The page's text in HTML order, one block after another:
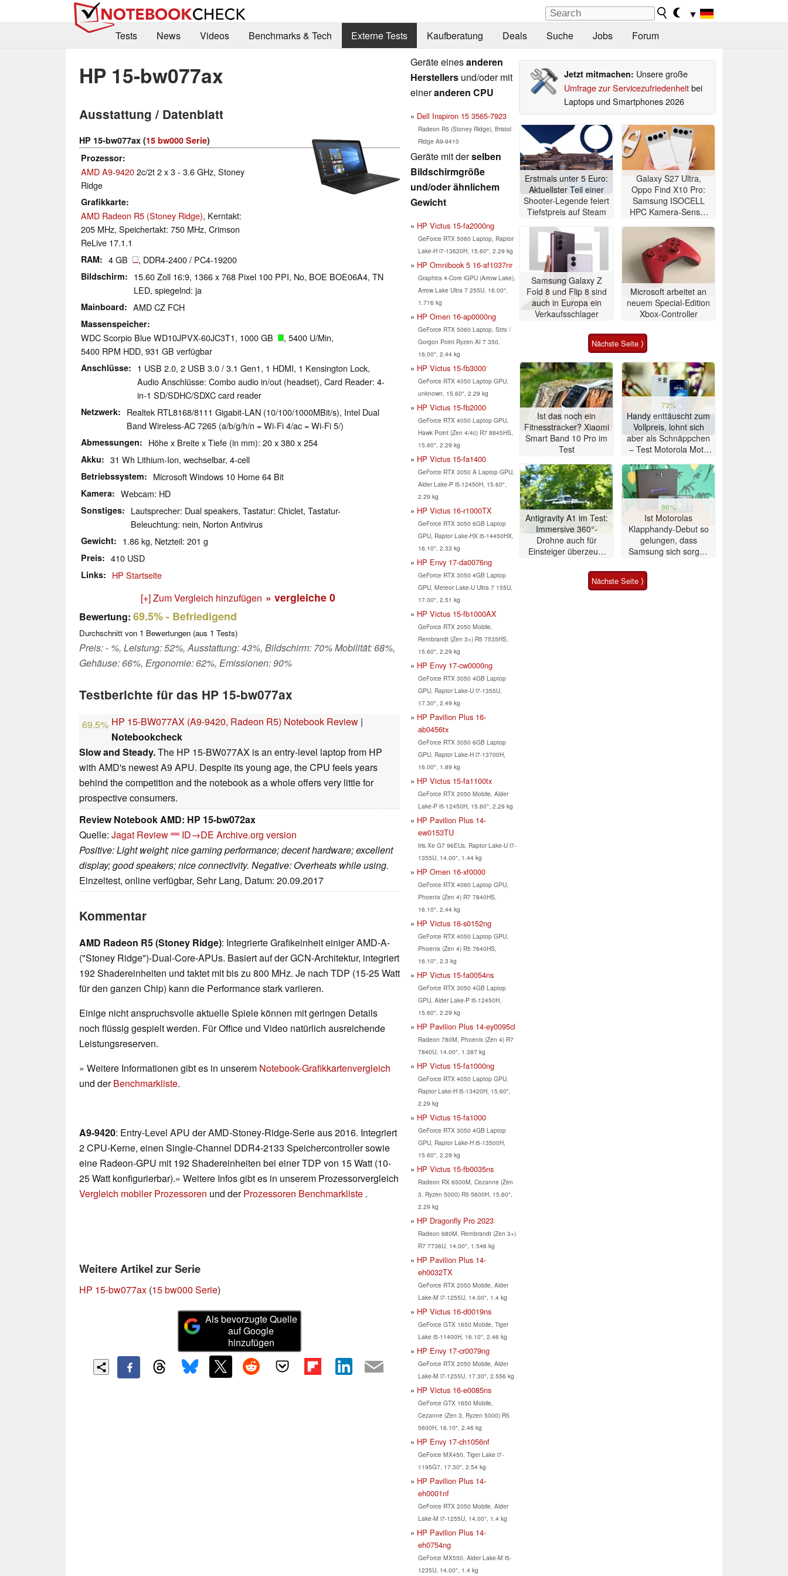
▼
Tests
News Videos Benchmarks & Tech Externe Tests Kaufberatung Deals Suche Jobs Forum
HP 15-bw077ax
Ausstattung / Datenblatt
HP 15-bw077ax (15 bw000 Serie)
Prozessor
AMD A9-94202c/2t 2 x 3 - 3.6 GHz, Stoney
Ridge
Grafikkarte
AMD Radeon R5 (Stoney Ridge), Kerntakt:
205 MHz, Speichertakt: 750 MHz, Crimson
ReLive 17.1.1
RAM 4 GB , DDR4-2400 / PC4-19200
Bildschirm
15.60 Zoll 16:9, 1366 x 768 Pixel 100 PPI, No, BOE BOE06A4, TN
LED, spiegelnd: ja
Mainboard AMD CZ FCH
Massenspeicher
WDC Scorpio Blue WD10JPVX-60JC3T1, 1000 GB
, 5400 U/Min,
5400 RPM HDD, 931 GB verfügbar
Anschlüsse
1 USB 2.0, 2 USB 3.0 / 3.1 Gen1, 1 HDMI, 1 Kensington Lock,
Audio Anschlüsse: Combo audio in/out (headset), Card Reader: 4-
in-1 SD/SDHC/SDXC card reader
Netzwerk
Realtek RTL8168/8111 Gigabit-LAN (10/100/1000MBit/s), Intel Dual
Band Wireless-AC 7265 (a/b/g/h/n = Wi-Fi 4/ac = Wi-Fi 5/)
Abmessungen Höhe x Breite x Tiefe (in mm): 20 x 380 x 254
Akku 31 Wh Lithium-Ion, wechselbar, 4-cell
Betriebssystem Microsoft Windows 10 Home 64 Bit
Kamera Webcam: HD
Sonstiges
Lautsprecher: Dual speakers, Tastatur: Chiclet, Tastatur-
Beleuchtung: nein, Norton Antivirus
Gewicht 1.86 kg, Netzteil: 201 g
Preis 410 USD
Links HP Startseite
[+] Zum Vergleich hinzufügen » vergleiche 0
Bewertung: 69.5%- Befriedigend
Durchschnitt von 1 Bewertungen (aus 1 Tests)
Preis: - %, Leistung: 52%, Ausstattung: 43%, Bildschirm: 70% Mobilität: 68%,
Gehäuse: 66%, Ergonomie: 62%, Emissionen: 90%
Testberichte für das HP 15-bw077ax
69.5% HP 15-BW077AX (A9-9420, Radeon R5) Notebook Review |
Notebookcheck
Slow and Steady.The HP 15-BW077AX is an entry-level laptop from HP
with AMD's newest A9 APU. Despite its young age, the CPU feels years
behind the competition and the notebook as a whole offers very little for
prospective consumers.
Review Notebook AMD: HP 15-bw072ax
Quelle: Jagat Review ID→DE Archive.org version
Positive: Light weight; nice gaming performance; decent hardware; excellent
display; good speakers; nice connectivity. Negative: Overheats while using.
Einzeltest, online verfügbar, Sehr Lang, Datum: 20.09.2017
Kommentar
AMD Radeon R5 (Stoney Ridge): Integrierte Grafikeinheit einiger AMD-A-
("Stoney Ridge")-Dual-Core-APUs. Basiert auf der GCN-Architektur, integriert
192 Shadereinheiten und taktet mit bis zu 800 MHz. Je nach TDP (15-25 Watt
für den ganzen Chip) kann die Performance stark variieren.
Einige nicht anspruchsvolle aktuelle Spiele können mit geringen Details
noch flüssig gespielt werden. Für Office und Video natürlich ausreichende
Leistungsreserven.
» Weitere Informationen gibt es in unserem Notebook-Grafikkartenvergleich
und derBenchmarkliste.
A9-9420: Entry-Level APU der AMD-Stoney-Ridge-Serie aus 2016. Integriert
2 CPU-Kerne, einen Single-Channel DDR4-2133 Speichercontroller sowie
eine Radeon-GPU mit 192 Shadereinheiten bei einer TDP von 15 Watt (10-
25 Watt konfigurierbar).» Weitere Infos gibt es in unserem Prozessorvergleich
Vergleich mobiler Prozessoren und derProzessoren Benchmarkliste .
Weitere Artikel zur Serie
HP 15-bw077ax (15 bw000 Serie)
Als bevorzugte Quelle
auf Google
hinzufügen
Geräte einesanderen
Herstellers und/oder mit
eineranderen CPU
Dell Inspiron 15 3565-7923
Radeon R5 (Stoney Ridge), Bristol
Ridge A9-9410
Geräte mit derselben
Bildschirmgröße
und/oder ähnlichem
Gewicht
HP Victus 15-fa2000ng
GeForce RTX 5060 Laptop, Raptor
Lake-H i7-13620H, 15.60", 2.29 kg
HP Omnibook 5 16-af1037nr
Graphics 4-Core iGPU (Arrow Lake),
Arrow Lake Ultra 7 255U, 16.00",
1.716 kg
HP Omen 16-ap0000ng
GeForce RTX 5060 Laptop, Strix /
Gorgon Point Ryzen AI 7 350,
16.00", 2.44 kg
HP Victus 15-fb3000
GeForce RTX 4050 Laptop GPU,
unknown, 15.60", 2.29 kg
HP Victus 15-fb2000
GeForce RTX 4050 Laptop GPU,
Hawk Point (Zen 4/4c) R7 8845HS,
15.60", 2.29 kg
HP Victus 15-fa1400
GeForce RTX 3050 A Laptop GPU,
Alder Lake-P i5-12450H, 15.60",
2.29 kg
HP Victus 16-r1000TX
GeForce RTX 3050 6GB Laptop
GPU, Raptor Lake-HX i5-14450HX,
16.10", 2.33 kg
HP Envy 17-da0076ng
GeForce RTX 3050 4GB Laptop
GPU, Meteor Lake-U Ultra 7 155U,
17.00", 2.51 kg
HP Victus 15-fb1000AX
GeForce RTX 2050 Mobile,
Rembrandt (Zen 3+) R5 7535HS,
15.60", 2.29 kg
HP Envy 17-cw0000ng
GeForce RTX 3050 4GB Laptop
GPU, Raptor Lake-U i7-1355U,
17.30", 2.49 kg
HP Pavilion Plus 16-
ab0456tx
GeForce RTX 3050 6GB Laptop
GPU, Raptor Lake-H i7-13700H,
16.00", 1.89 kg
HP Victus 15-fa1100tx
GeForce RTX 2050 Mobile, Alder
Lake-P i5-12450H, 15.60", 2.29 kg
HP Pavilion Plus 14-
ew0153TU
Iris Xe G7 96EUs, Raptor Lake-U i7-
1355U, 14.00", 1.44 kg
HP Omen 16-xf0000
GeForce RTX 4060 Laptop GPU,
Phoenix (Zen 4) R7 7840HS,
16.10", 2.44 kg
HP Victus 16-s0152ng
GeForce RTX 4050 Laptop GPU,
Phoenix (Zen 4) R5 7640HS,
16.10", 2.3 kg
HP Victus 15-fa0054ns
GeForce RTX 3050 4GB Laptop
GPU, Alder Lake-P i5-12450H,
15.60", 2.29 kg
HP Pavilion Plus 14-ey0095cl
Radeon 780M, Phoenix (Zen 4) R7
7840U, 14.00", 1.387 kg
HP Victus 15-fa1000ng
GeForce RTX 4050 Laptop GPU,
Raptor Lake-H i5-13420H, 15.60",
2.29 kg
HP Victus 15-fa1000
GeForce RTX 3050 4GB Laptop
GPU, Raptor Lake-H i5-13500H,
15.60", 2.29 kg
HP Victus 15-fb0035ns
Radeon RX 6500M, Cezanne (Zen
3, Ryzen 5000) R5 5600H, 15.60",
2.29 kg
HP Dragonfly Pro 2023
Radeon 680M, Rembrandt (Zen 3+)
R7 7736U, 14.00", 1.546 kg
HP Pavilion Plus 14-
eh0032TX
GeForce RTX 2050 Mobile, Alder
Lake-M i7-1255U, 14.00", 1.4 kg
HP Victus 16-d0019ns
GeForce GTX 1650 Mobile, Tiger
Lake i5-11400H, 16.10", 2.46 kg
HP Envy 17-cr0079ng
GeForce RTX 2050 Mobile, Alder
Lake-M i7-1255U, 17.30", 2.556 kg
HP Victus 16-e0085ns
GeForce GTX 1650 Mobile,
Cezanne (Zen 3, Ryzen 5000) R5
5600H, 16.10", 2.46 kg
HP Envy 17-ch1056nf
GeForce MX450, Tiger Lake i7-
1195G7, 17.30", 2.54 kg
HP Pavilion Plus 14-
eh0001nf
GeForce RTX 2050 Mobile, Alder
Lake-M i7-1255U, 14.00", 1.4 kg
HP Pavilion Plus 14-
eh0754ng
GeForce MX550, Alder Lake-M i5-
1235U, 14.00", 1.4 kg
Jetzt mitmachen: Unsere große
Umfrage zur Servicezufriedenheitbei
Laptops und Smartphones 2026
Erstmals unter 5 Euro:
Aktuellster Teil einer
Shooter-Legende feiert
Tiefstpreis auf Steam
Galaxy S27 Ultra,
Oppo Find X10 Pro:
Samsung ISOCELL
HPC Kamera-Sensor
bis 4x HDR-Zoom
offiziell
Samsung Galaxy Z
Fold 8 und Flip 8 sind
auch in Europa ein
Verkaufsschlager
Microsoft arbeitet an
neuem Special-Edition
Xbox-Controller
Nächste Seite ⟩
Ist das noch ein
Fitnesstracker? Xiaomi
Smart Band 10 Pro im
Test
73%
Handy enttäuscht zum
Vollpreis, lohnt sich
aber als Schnäppchen
– Test Motorola Moto
Antigravity A1 im Test:
Immersive 360°-
Drohne auch für
Einsteiger überzeugt
86%
Ist Motorolas
Klapphandy-Debut so
gelungen, dass
Samsung sich sorgen
Smartphone im Test
Nächste Seite ⟩